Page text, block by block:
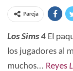
Pareja
Los Sims 4 El
los jugadores al
muchos... Reyes